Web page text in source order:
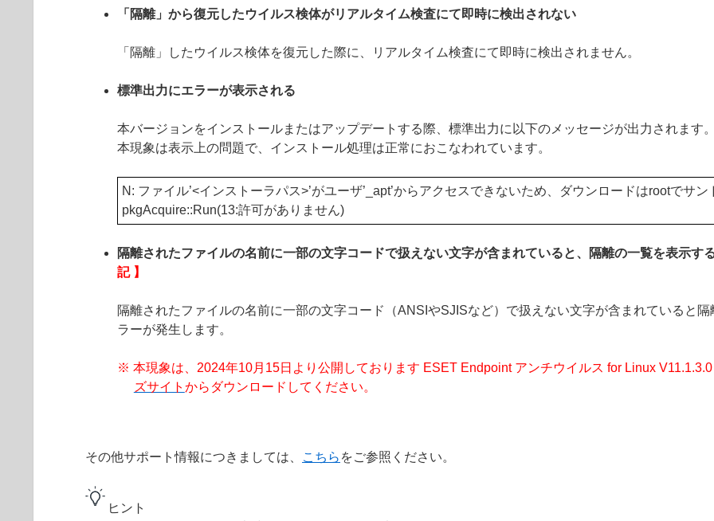
「隔離」から復元したウイルス検体がリアルタイム検査にて即時に検出されない
「隔離」したウイルス検体を復元した際に、リアルタイム検査にて即時に検出されません。
標準出力にエラーが表示される
本バージョンをインストールまたはアップデートする際、標準出力に以下のメッセージが出力されます。
本現象は表示上の問題で、インストール処理は正常におこなわれています。
N: ファイル’<インストーラパス>’がユーザ’_apt’からアクセスできないため、ダウンロードはrootでサ
pkgAcquire::Run(13:許可がありません)
隔離されたファイルの名前に一部の文字コードで扱えない文字が含まれていると、隔離の一覧を表示す
記 】
隔離されたファイルの名前に一部の文字コード（ANSIやSJISなど）で扱えない文字が含まれていると
ラーが発生します。
※ 本現象は、2024年10月15日より公開しております ESET Endpoint アンチウイルス for Linux
ズサイト からダウンロードしてください。
その他サポート情報につきましては、 こちら をご参照ください。
ヒント